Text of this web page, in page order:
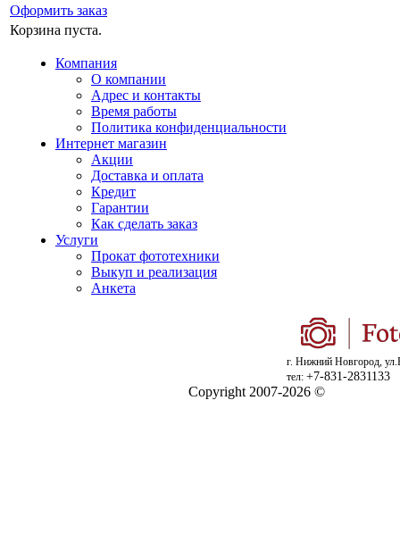
Оформить заказ
Корзина пуста.
Компания
О компании
Адрес и контакты
Время работы
Политика конфиденциальности
Интернет магазин
Акции
Доставка и оплата
Кредит
Гарантии
Как сделать заказ
Услуги
Прокат фототехники
Выкуп и реализация
Анкета
г. Нижний Новгород,
тел: +7-831-2831133
Copyright 2007-2026 ©